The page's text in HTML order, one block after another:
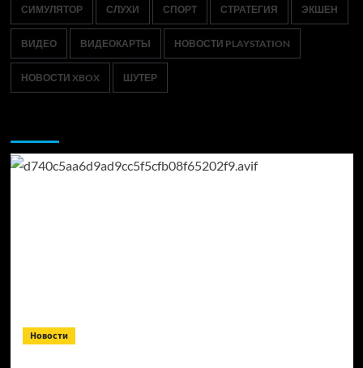
СИМУЛЯТОР СЛУХИ СПОРТ СТРАТЕГИЯ ЭКШЕН
ВИДЕО ВИДЕОКАРТЫ НОВОСТИ PLAYSTATION
НОВОСТИ XBOX ШУТЕР
Новости